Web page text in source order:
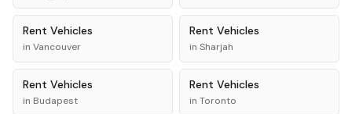
Rent Vehicles
in Vancouver
Rent Vehicles
in Sharjah
Rent Vehicles
in Budapest
Rent Vehicles
in Toronto